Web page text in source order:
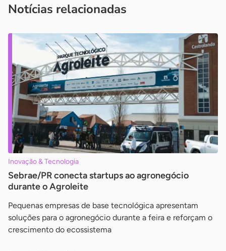
Notícias relacionadas
Inovação & Tecnologia
Sebrae/PR conecta startups ao agronegócio
durante o Agroleite
Pequenas empresas de base tecnológica apresentam
soluções para o agronegócio durante a feira e reforçam o
crescimento do ecossistema